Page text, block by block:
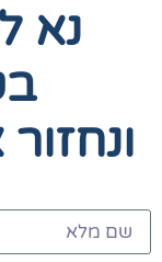
נא